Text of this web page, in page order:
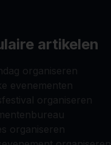
artikelen
organiseren
evenementen
organiseren
organiseren